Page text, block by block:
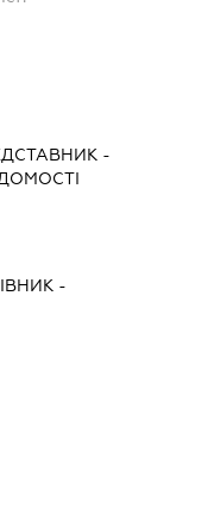
-
-